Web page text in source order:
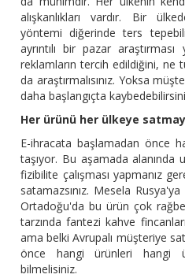
alışkanlıkları vardır. Bir
yöntemi diğerinde ters
ayrıntılı bir pazar
reklamların tercih edildiğini, ne
da araştırmalısınız. Yoksa
daha başlangıçta
Her ürünü her ülkeye
E-ihracata başlamadan önce
taşıyor. Bu aşamada alanında
fizibilite çalışması yapmanız
satamazsınız. Mesela
Ortadoğu'da bu ürün çok
tarzında fantezi kahve
ama belki Avrupalı müşteriye
önce hangi ürünleri hangi
bilmelisiniz.